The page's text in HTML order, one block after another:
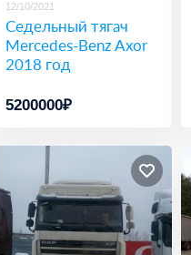
12/10/2021
Седельный тягач
Mercedes-Benz Axor
2018 год
5200000₽